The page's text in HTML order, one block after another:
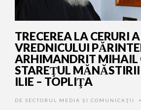
TRECEREA LA CERURI A
VREDNICULUI
ARHIMANDRIT MIHAIL
STAREŢUL
ILIE – TOPLIŢA
DE SECTORUL MEDIA ȘI COMUNICAȚII